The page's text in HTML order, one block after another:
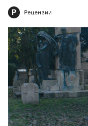
Р Рецензии